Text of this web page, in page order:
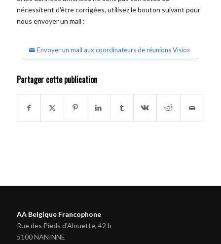
nécessitent d'être corrigées, utilisez le bouton suivant pour
nous envoyer un mail :
Envoyer un mail aux coordinateurs de réunions Visios
Partager cette publication
AA Belgique Francophone
Rue des Pieds d'Alouette, 42 b
5100 NANINNE